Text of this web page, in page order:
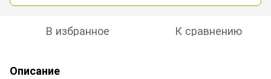
В избранное К сравнению
Описание